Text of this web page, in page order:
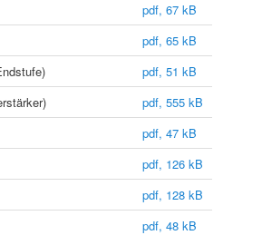
pdf, 67 kB
pdf, 65 kB
pdf, 51 kB
pdf, 555 kB
pdf, 47 kB
pdf, 126 kB
pdf, 128 kB
pdf, 48 kB